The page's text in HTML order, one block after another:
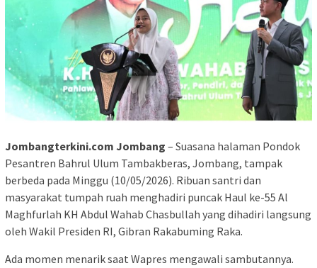
Jombangterkini.com Jombang – Suasana halaman Pondok
Pesantren Bahrul Ulum Tambakberas, Jombang, tampak
berbeda pada Minggu (10/05/2026). Ribuan santri dan
masyarakat tumpah ruah menghadiri puncak Haul ke-55 Al
Maghfurlah KH Abdul Wahab Chasbullah yang dihadiri langsung
oleh Wakil Presiden RI, Gibran Rakabuming Raka.
​Ada momen menarik saat Wapres mengawali sambutannya.